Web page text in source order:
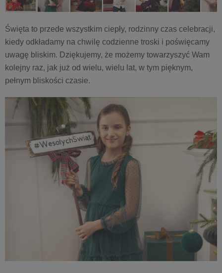
Święta to przede wszystkim ciepły, rodzinny czas celebracji,
kiedy odkładamy na chwilę codzienne troski i poświęcamy
uwagę bliskim. Dziękujemy, że możemy towarzyszyć Wam
kolejny raz, jak już od wielu, wielu lat, w tym pięknym,
pełnym bliskości czasie.